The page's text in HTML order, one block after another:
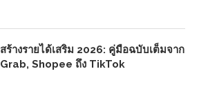
สร้างรายได้เสริม 2026: คู่มือฉบับเต็มจาก
Grab, Shopee ถึง TikTok